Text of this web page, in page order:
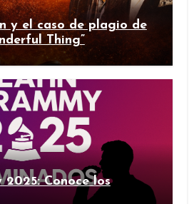
y el caso de plagio de
Thing”
2025: Conoce los